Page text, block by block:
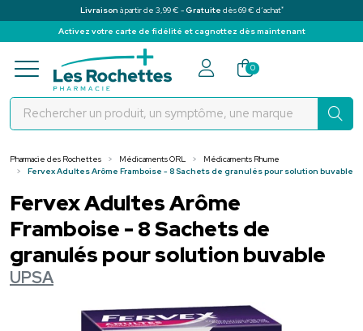
Livraison à partir de 3,99 € -Gratuite dès 69 € d’achat*
Activez votre carte de fidélité et cagnottez dès maintenant
Pharmacie des Rochettes Votre
0
Pharmacie des Rochettes Médicaments ORL
Médicaments Rhume
Fervex Adultes Arôme Framboise - 8 Sachets de granulés pour solution buvable
Fervex Adultes Arôme
Framboise - 8 Sachets de
granulés pour solution buvable
UPSA